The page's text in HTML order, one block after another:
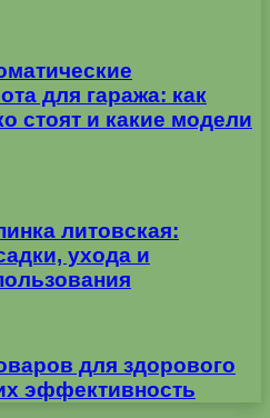
для гаража: как
стоят и какие модели
литовская:
ухода и
для здорового
эффективность